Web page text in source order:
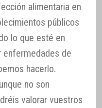
alimentaria en
públicos
lo que esté en
enfermedades de
hacerlo.
no son
valorar vuestros